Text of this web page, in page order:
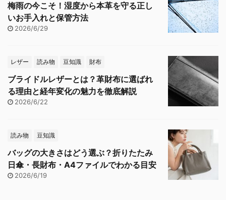
梅雨の今こそ！湿度から本革を守る正し
いお手入れと保管方法
2026/6/29
レザー 読み物 豆知識 財布
ブライドルレザーとは？革財布に選ばれ
る理由と経年変化の魅力を徹底解説
2026/6/22
読み物 豆知識
バッグの大きさはどう選ぶ？折りたたみ
日傘・長財布・A4ファイルでわかる目安
2026/6/19